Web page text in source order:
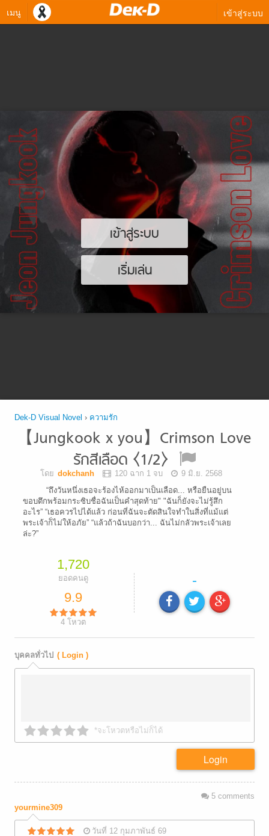
เมนู เข้าสู่ระบบ
เข้าสู่ระบบ
เริ่มเล่น
Dek-D Visual Novel › ความรัก
【Jungkook x you】Crimson Love
รักสีเลือด ⧼1/2⧽
โดย dokchanh 120 ฉาก 1 จบ
9 มิ.ย. 2568
“ถึงวันหนึ่งเธอจะร้องไห้ออกมาเป็นเลือด... หรือยืนอยู่บน
ขอบตึกพร้อมกระซิบชื่อฉันเป็นคำสุดท้าย" "ฉันก็ยังจะไม่รู้สึก
อะไร” “เธอควรไปได้แล้ว ก่อนที่ฉันจะตัดสินใจทำในสิ่งที่แม้แต่
พระเจ้าก็ไม่ให้อภัย” “แล้วถ้าฉันบอกว่า... ฉันไม่กลัวพระเจ้าเลย
ล่ะ?”
1,720
ยอดคนดู
9.9
4โหวต
-
บุคคลทั่วไป ( Login )
*จะโหวตหรือไม่ก็ได้
Login
5comments
yourmine309
วันที่ 12 กุมภาพันธ์ 69